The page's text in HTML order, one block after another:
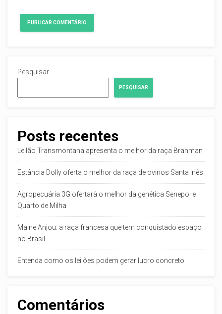
Pesquisar
PESQUISAR
Posts recentes
Leilão Transmontana apresenta o melhor da raça Brahman
Estância Dolly oferta o melhor da raça de ovinos Santa Inês
Agropecuária 3G ofertará o melhor da genética Senepol e
Quarto de Milha
Maine Anjou: a raça francesa que tem conquistado espaço
no Brasil
Entenda como os leilões podem gerar lucro concreto
Comentários